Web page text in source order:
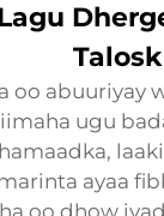
oo abuuriyay
ugu
ayaa
oo dhow